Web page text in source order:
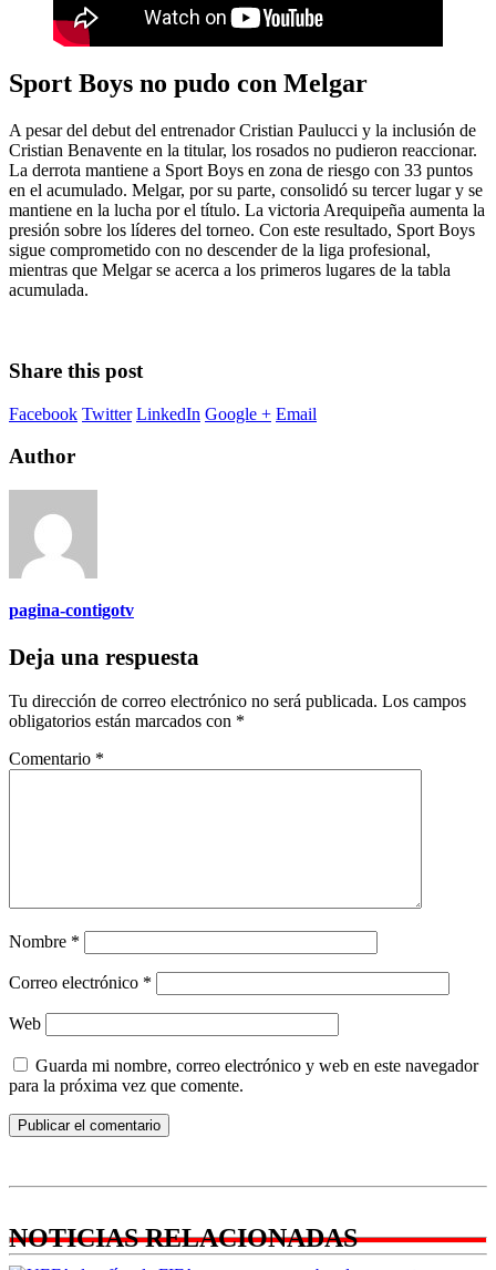
Sport Boys no pudo con Melgar
A pesar del debut del entrenador Cristian Paulucci y la inclusión de
Cristian Benavente en la titular, los rosados no pudieron reaccionar.
La derrota mantiene a Sport Boys en zona de riesgo con 33 puntos
en el acumulado. Melgar, por su parte, consolidó su tercer lugar y se
mantiene en la lucha por el título. La victoria Arequipeña aumenta la
presión sobre los líderes del torneo. Con este resultado, Sport Boys
sigue comprometido con no descender de la liga profesional,
mientras que Melgar se acerca a los primeros lugares de la tabla
acumulada.
Share this post
Facebook Twitter LinkedIn Google + Email
Author
pagina-contigotv
Deja una respuesta
Tu dirección de correo electrónico no será publicada. Los campos
obligatorios están marcados con *
Comentario *
Nombre *
Correo electrónico *
Web
Guarda mi nombre, correo electrónico y web en este navegador
para la próxima vez que comente.
NOTICIAS RELACIONADAS